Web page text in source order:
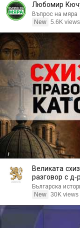
Любомир
Въпрос на мяра
New 5.6K views
Великата
разговор с
Българска
New 30K views